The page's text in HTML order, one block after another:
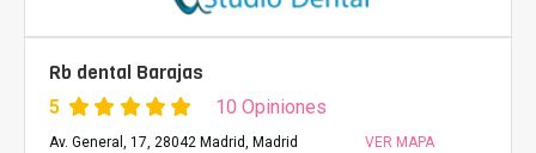
Rb dental Barajas
5 10 Opiniones
Av. General, 17, 28042 Madrid, Madrid VER MAPA